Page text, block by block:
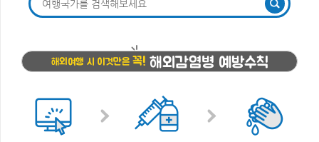
해외여행 시 이것만은 꼭! 해외감염병 예방수칙